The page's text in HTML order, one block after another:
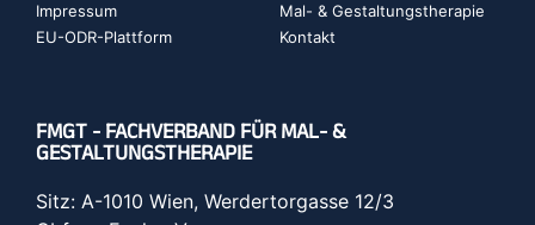
Impressum
EU-ODR-Plattform
Mal- & Gestaltungstherapie
Kontakt
FMGT - FACHVERBAND FÜR MAL- &
GESTALTUNGSTHERAPIE
Sitz: A-1010 Wien, Werdertorgasse 12/3